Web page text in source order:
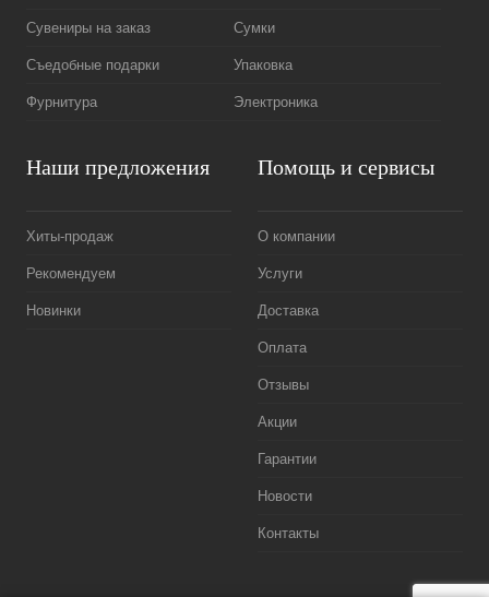
Сувениры на заказ Сумки
Съедобные подарки Упаковка
Фурнитура Электроника
Наши предложения
Хиты-продаж
Рекомендуем
Новинки
Помощь и сервисы
О компании
Услуги
Доставка
Оплата
Отзывы
Акции
Гарантии
Новости
Контакты